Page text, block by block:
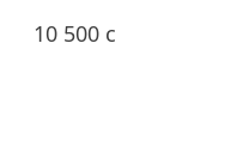
10 500 c